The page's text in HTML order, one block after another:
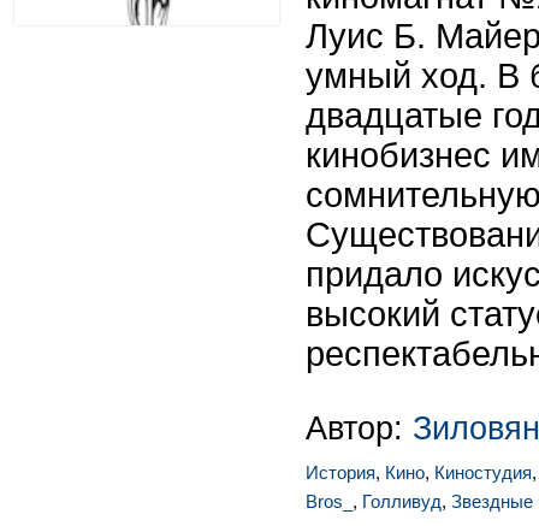
Луис Б.
умный ход. В
двадцатые
кинобизнес
придало
высокий
Автор:
История, Кино, Киностудия
Bros_ , Голливуд, Звездные